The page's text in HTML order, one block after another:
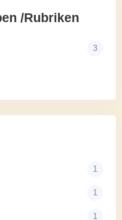
/Rubriken
3
1
1
1